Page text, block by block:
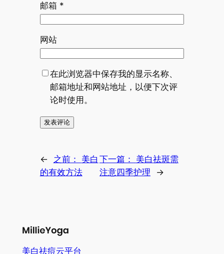
邮箱 *
网站
在此浏览器中保存我的显示名称、
邮箱地址和网站地址，以便下次评
论时使用。
← 之前： 美白
的有效方法
下一篇：
美白祛斑需
注意四季护理
→
美白祛痘云平台